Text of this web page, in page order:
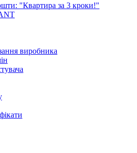
"Квартира за 3 кроки!"
виробника